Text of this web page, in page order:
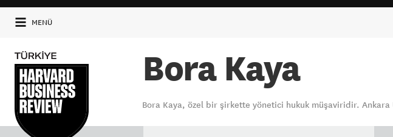
MENÜ
Bora Kaya
Bora Kaya, özel bir şirkette yönetici hukuk müşaviridir.